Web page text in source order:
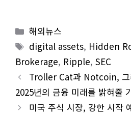
Categories
해외뉴스
Tags
digital assets, Hidden
Brokerage, Ripple, SEC
Troller Cat과 Notcoin,
2025년의 금융 미래를 밝혀줄
미국 주식 시장, 강한 시작